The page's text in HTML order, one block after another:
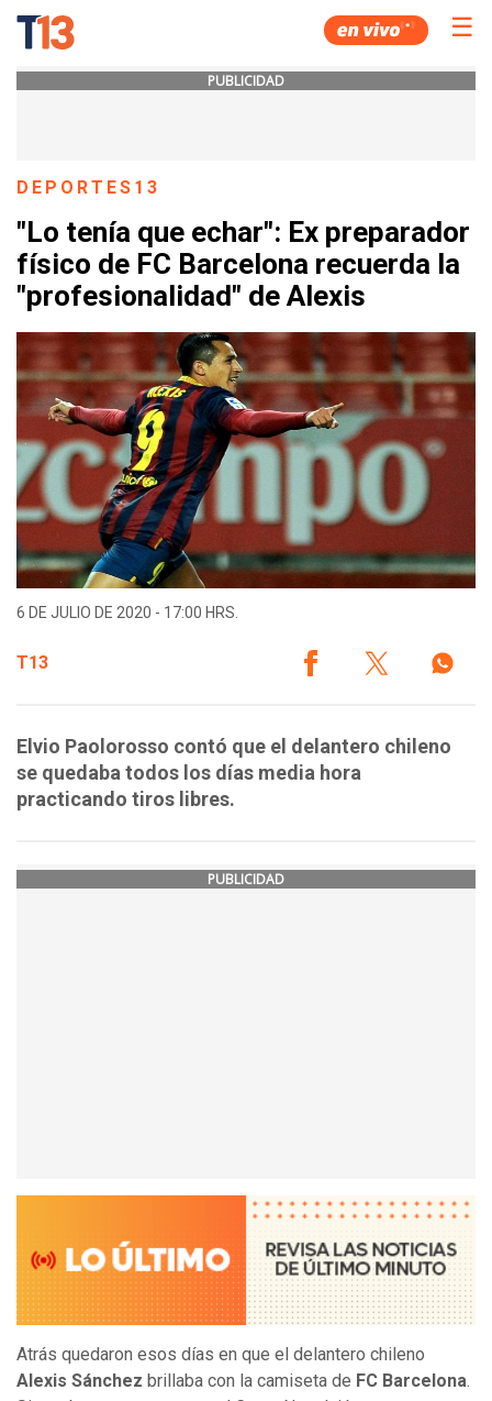
☰
PUBLICIDAD
DEPORTES13
"Lo tenía que echar": Ex preparador
físico de FC Barcelona recuerda la
"profesionalidad" de Alexis
6 DE JULIO DE 2020 - 17:00 HRS.
T13
Elvio Paolorosso contó que el delantero chileno
se quedaba todos los días media hora
practicando tiros libres.
PUBLICIDAD
Atrás quedaron esos días en que el delantero chileno
Alexis Sánchez brillaba con la camiseta de FC Barcelona.